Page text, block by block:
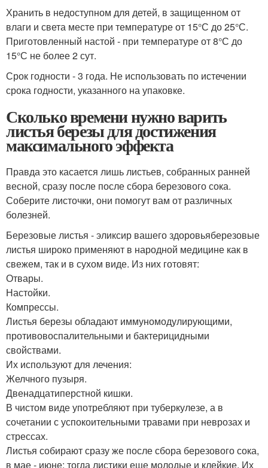
Хранить в недоступном для детей, в защищенном от
влаги и света месте при температуре от 15°С до 25°С.
Приготовленный настой - при температуре от 8°С до
15°С не более 2 сут.
Срок годности - 3 года. Не использовать по истечении
срока годности, указанного на упаковке.
Сколько времени нужно варить
листья березы для достижения
максимального эффекта
Правда это касается лишь листьев, собранных ранней
весной, сразу после после сбора березового сока.
Соберите листочки, они помогут вам от различных
болезней.
Березовые листья - эликсир вашего здоровьяберезовые
листья широко применяют в народной медицине как в
свежем, так и в сухом виде. Из них готовят:
Отвары.
Настойки.
Компрессы.
Листья березы обладают иммуномодулирующими,
противовоспалительными и бактерицидными
свойствами.
Их используют для лечения:
Желчного пузыря.
Двенадцатиперстной кишки.
В чистом виде употребляют при туберкулезе, а в
сочетании с успокоительными травами при неврозах и
стрессах.
Листья собирают сразу же после сбора березового сока,
в мае - июне: тогда листики еще молодые и клейкие. Их